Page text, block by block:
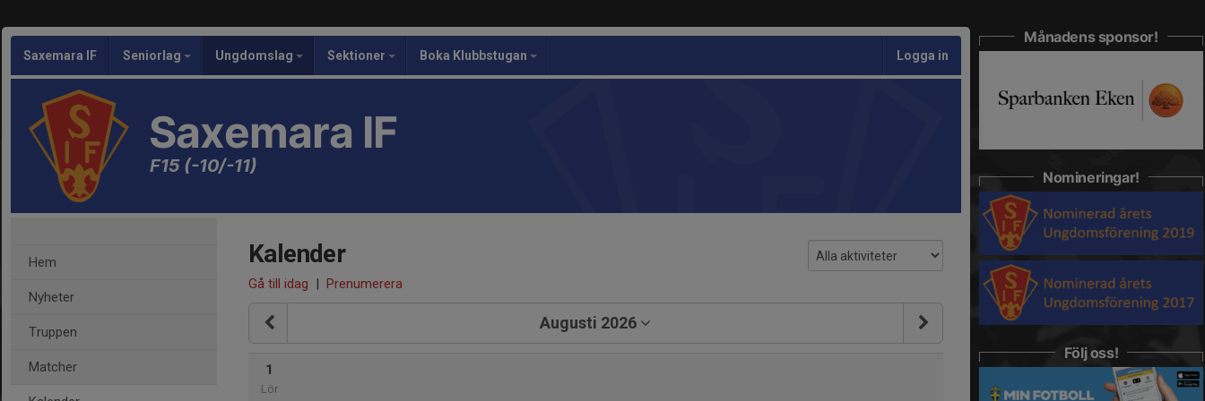
Saxemara IF Seniorlag Ungdomslag Sektioner Boka Klubbstugan Logga in
Saxemara IF
F15 (-10/-11)
Hem
Nyheter
Truppen
Matcher
Kalender
Gå till idag | Prenumerera
Augusti 2026
1
Lör
Månadens sponsor!
Nomineringar!
Följ oss!